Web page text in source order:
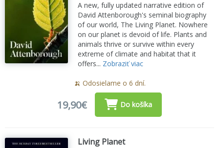
A new, fully updated narrative edition of
David Attenborough's seminal biography
of our world, The Living Planet. Nowhere
on our planet is devoid of life. Plants and
animals thrive or survive within every
extreme of climate and habitat that it
offers... Zobraziť viac
🍌 Odosielame o 6 dní.
19,90€ Do košíka
Living Planet